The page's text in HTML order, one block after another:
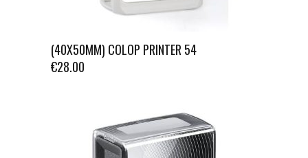
(40X50MM) COLOP PRINTER 54
€28.00